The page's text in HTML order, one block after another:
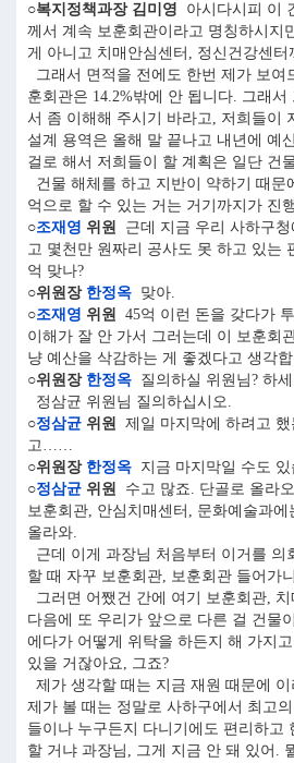
○복지정책과장 김미영 아시다시피 이
께서 계속 보훈회관이라고 명칭하시지
게 아니고 치매안심센터, 정신건강센터
그래서 면적을 전에도 한번 제가 보여
훈회관은 14.2%밖에 안 됩니다. 그래서
서 좀 이해해 주시기 바라고, 저희들이
설계 용역은 올해 말 끝나고 내년에 예
걸로 해서 저희들이 할 계획은 일단 건
건물 해체를 하고 지반이 약하기 때문
억으로 할 수 있는 거는 거기까지가 진
○조재영 위원
근데 지금 우리 사하구청
고 몇천만 원짜리 공사도 못 하고 있는
억 맞나?
○위원장 한정옥 맞아.
○조재영 위원
45억 이런 돈을 갖다가
이해가 잘 안 가서 그러는데 이 보훈회
냥 예산을 삭감하는 게 좋겠다고 생각
○위원장 한정옥 질의하실 위원님? 하
정삼균 위원님 질의하십시오.
○정삼균 위원
제일 마지막에 하려고 했
고……
○위원장 한정옥 지금 마지막일 수도
○정삼균 위원
수고 많죠. 단골로 올라
보훈회관, 안심치매센터, 문화예술과
올라와.
근데 이게 과장님 처음부터 이거를 의
할 때 자꾸 보훈회관, 보훈회관 들어가
그러면 어쨌건 간에 여기 보훈회관,
다음에 또 우리가 앞으로 다른 걸 건물
에다가 어떻게 위탁을 하든지 해 가지
있을 거잖아요, 그죠?
제가 생각할 때는 지금 재원 때문에
제가 볼 때는 정말로 사하구에서 최고
들이나 누구든지 다니기에도 편리하고
할 거냐 과장님, 그게 지금 안 돼 있어.